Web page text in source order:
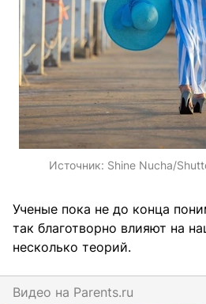
Источник: Shine Nucha/
Ученые пока не до конца
так благотворно влияют на
несколько теорий.
Видео на parents.ru